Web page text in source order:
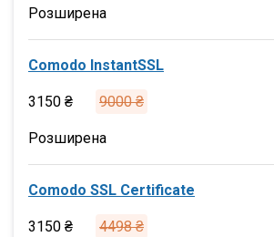
Розширена
Comodo InstantSSL
3150 ₴ 9000 ₴
Розширена
Comodo SSL Certificate
3150 ₴ 4498 ₴